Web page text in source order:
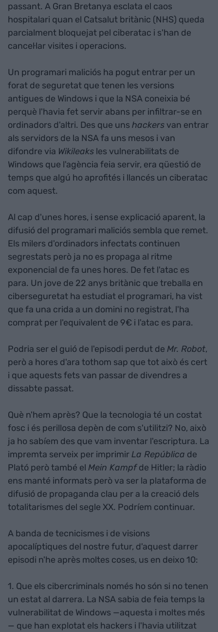
passant. A Gran Bretanya esclata el caos
hospitalari quan el Catsalut britànic (NHS) queda
parcialment bloquejat pel ciberatac i s'han de
cancel·lar visites i operacions.
Un programari maliciós ha pogut entrar per un
forat de seguretat que tenen les versions
antigues de Windows i que la NSA coneixia bé
perquè l'havia fet servir abans per infiltrar-se en
ordinadors d'altri. Des que unshackers van entrar
als servidors de la NSA fa uns mesos i van
difondre via Wikileaks les vulnerabilitats de
Windows que l'agència feia servir, era qüestió de
temps que algú ho aprofités i llancés un ciberatac
com aquest.
Al cap d'unes hores, i sense explicació aparent, la
difusió del programari maliciós sembla que remet.
Els milers d'ordinadors infectats continuen
segrestats però ja no es propaga al ritme
exponencial de fa unes hores. De fet l'atac es
para. Un jove de 22 anys britànic que treballa en
ciberseguretat ha estudiat el programari, ha vist
que fa una crida a un domini no registrat, l'ha
comprat per l'equivalent de 9€ i l'atac es para.
Podria ser el guió de l'episodi perdut de Mr. Robot,
però a hores d'ara tothom sap que tot això és cert
i que aquests fets van passar de divendres a
dissabte passat.
Què n'hem après? Que la tecnologia té un costat
fosc i és perillosa depèn de com s'utilitzi? No, això
ja ho sabíem des que vam inventar l'escriptura. La
impremta serveix per imprimirLa República de
Plató però també el Mein Kampfde Hitler; la ràdio
ens manté informats però va ser la plataforma de
difusió de propaganda clau per a la creació dels
totalitarismes del segle XX. Podríem continuar.
A banda de tecnicismes i de visions
apocalíptiques del nostre futur, d'aquest darrer
episodi n'he après moltes coses, us en deixo 10:
1. Que els cibercriminals només ho són si no tenen
un estat al darrera. La NSA sabia de feia temps la
vulnerabilitat de Windows —aquesta i moltes més
— que han explotat els hackers i l'havia utilitzat